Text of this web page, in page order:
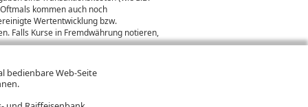
bedienbare Web-Seite
kommen auch noch
Wertentwicklung bzw.
Falls Kurse in Fremdwährung notieren,